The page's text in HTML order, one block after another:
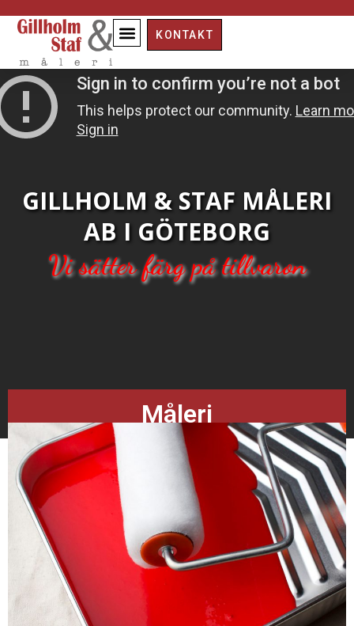
KONTAKT
Vi sätter färg på tillvaron
GILLHOLM & STAF MÅLERI
AB I GÖTEBORG
Måleri